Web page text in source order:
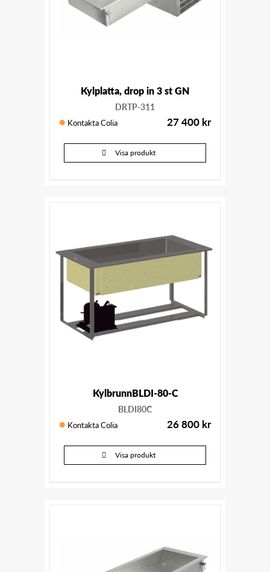
Kylplatta, drop in 3 st GN
DRTP-311
Kontakta Colia 27 400 kr
Visa produkt
KylbrunnBLDI-80-C
BLDI80C
Kontakta Colia 26 800 kr
Visa produkt